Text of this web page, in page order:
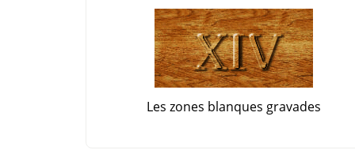
Les zones blanques gravades